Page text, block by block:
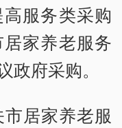
服务类采购
家养老服务
府采购。
居家养老服